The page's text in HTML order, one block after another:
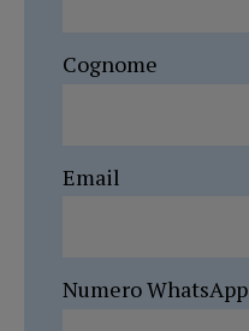
Cognome
Email
Numero WhatsApp